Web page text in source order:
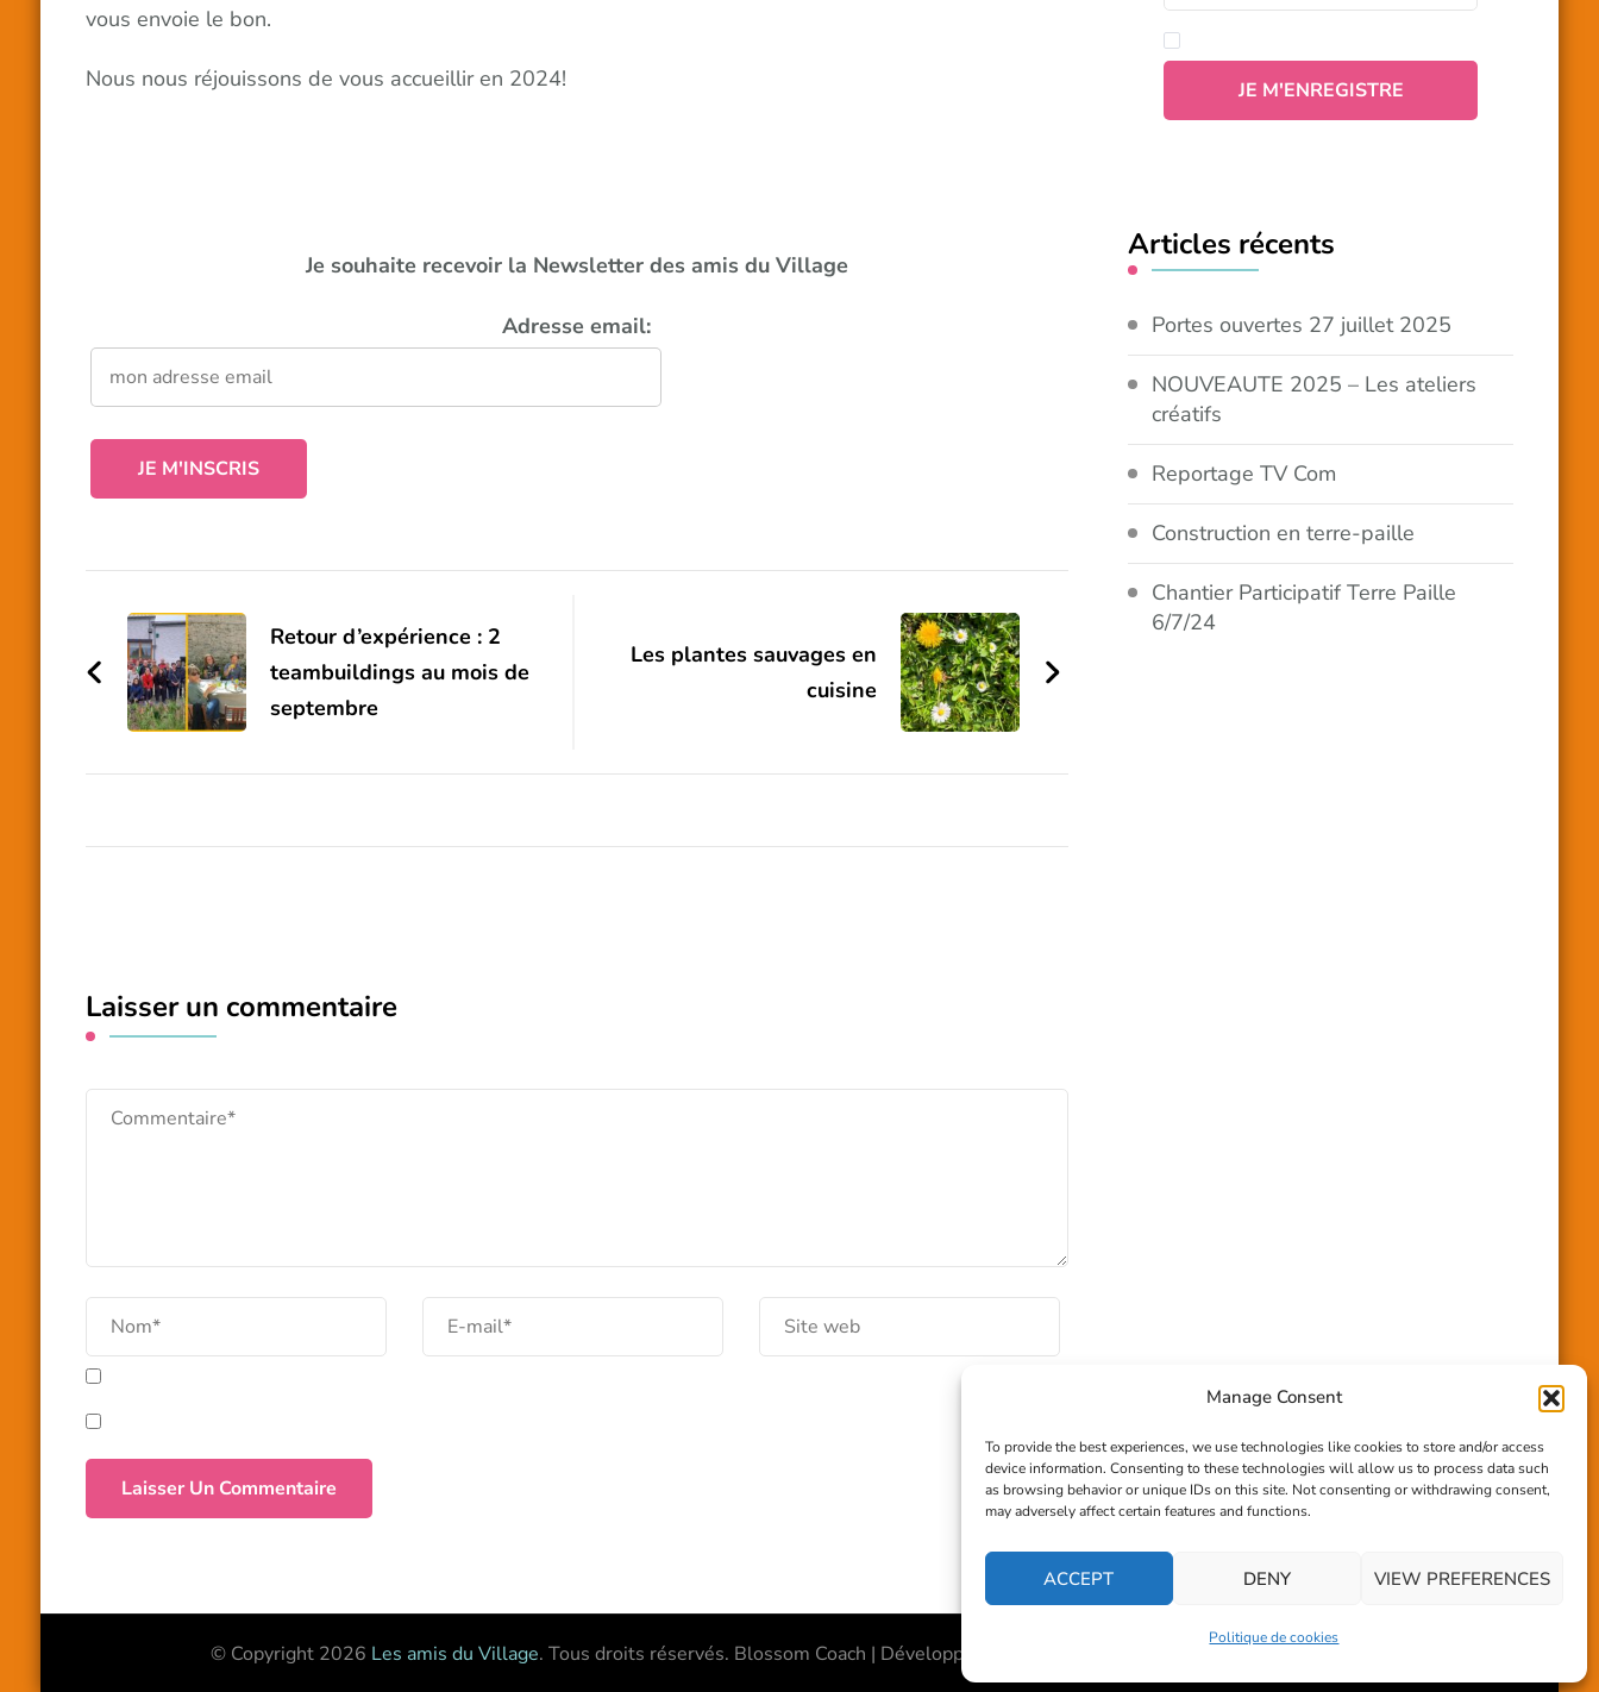
Manage Consent
To provide the best experiences, we use technologies like cookies to store and/or access
device information. Consenting to these technologies will allow us to process data such
as browsing behavior or unique IDs on this site. Not consenting or withdrawing consent,
may adversely affect certain features and functions.
ACCEPT DENY VIEW PREFERENCES
Politique de cookies
vous envoie le bon.
Nous nous réjouissons de vous accueillir en 2024!
Je souhaite recevoir la Newsletter des amis du Village
Adresse email:
d'article
Retour d’expérience : 2
teambuildings au mois de
septembre
Les plantes sauvages en
cuisine
Laisser un commentaire
Articles récents
Portes ouvertes 27 juillet 2025
NOUVEAUTE 2025 – Les ateliers
créatifs
Reportage TV Com
Construction en terre-paille
Chantier Participatif Terre Paille
6/7/24
© Copyright 2026 Les amis du Village. Tous droits réservés. Blossom Coach | Développé par . Propulsé par